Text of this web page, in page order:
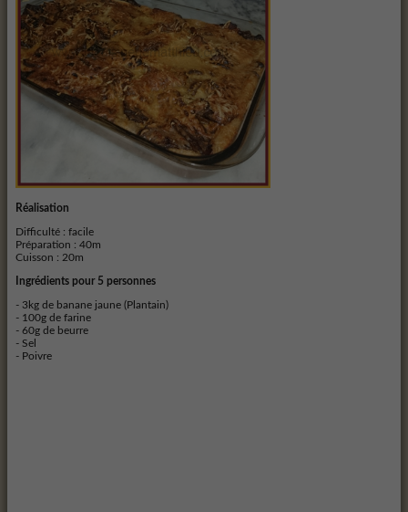
Réalisation
Difficulté : facile
Préparation : 40m
Cuisson : 20m
Ingrédients pour 5 personnes
- 3kg de banane jaune (Plantain)
- 100g de farine
- 60g de beurre
- Sel
- Poivre